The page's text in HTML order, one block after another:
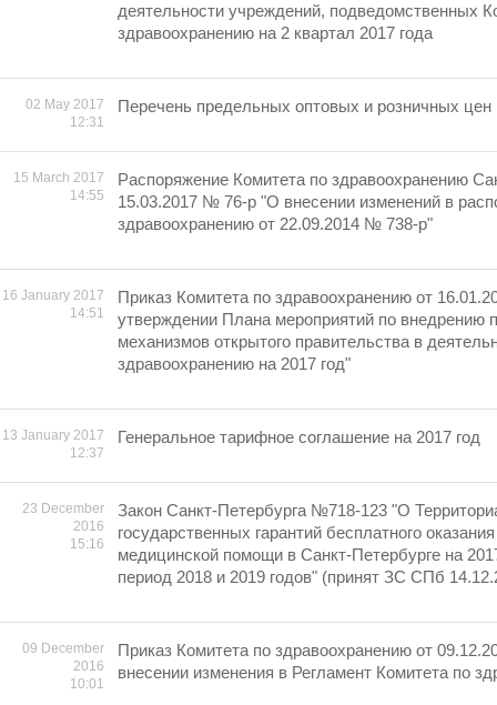
деятельности учреждений, подведомственных
здравоохранению на 2 квартал 2017 года
02 May 2017
12:31
Перечень предельных оптовых и розничных цен
15 March 2017
14:55
Распоряжение Комитета по здравоохранению
15.03.2017 № 76-р "О внесении изменений в
здравоохранению от 22.09.2014 № 738-р"
16 January 2017
14:51
Приказ Комитета по здравоохранению от
утверждении Плана мероприятий по внедрению
механизмов открытого правительства в
здравоохранению на 2017 год"
13 January 2017
12:37
Генеральное тарифное соглашение на 2017 год
23 December
2016
15:16
Закон Санкт-Петербурга №718-123 "О
государственных гарантий бесплатного
медицинской помощи в Санкт-Петербурге на
период 2018 и 2019 годов" (принят ЗС СПб
09 December
2016
10:01
Приказ Комитета по здравоохранению от
внесении изменения в Регламент Комитета по